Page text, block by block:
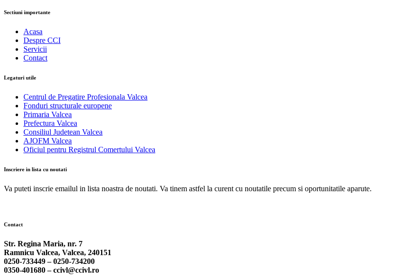
Sectiuni importante
Acasa
Despre CCI
Servicii
Contact
Legaturi utile
Centrul de Pregatire Profesionala Valcea
Fonduri structurale europene
Primaria Valcea
Prefectura Valcea
Consiliul Judetean Valcea
AJOFM Valcea
Oficiul pentru Registrul Comertului Valcea
Inscriere in lista cu noutati
Va puteti inscrie emailul in lista noastra de noutati. Va tinem astfel la curent cu noutatile precum si oportunitatile aparute.
Contact
Str. Regina Maria, nr. 7
Ramnicu Valcea, Valcea, 240151
0250-733449 –0250-734200
0350-401680 –ccivl@ccivl.ro